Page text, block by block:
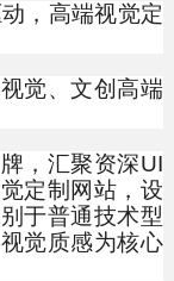
，高端视觉定
觉、文创高端
，汇聚资深UI
定制网站，设
于普通技术型
觉质感为核心